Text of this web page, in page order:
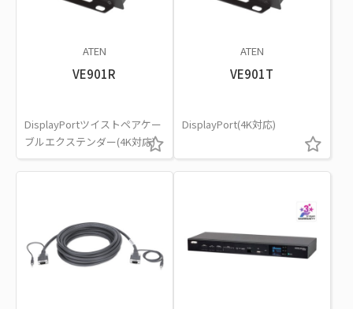
ATEN
VE901R
DisplayPortツイストペアケー
ブルエクステンダー(4K対応)
ATEN
VE901T
DisplayPort(4K対応)